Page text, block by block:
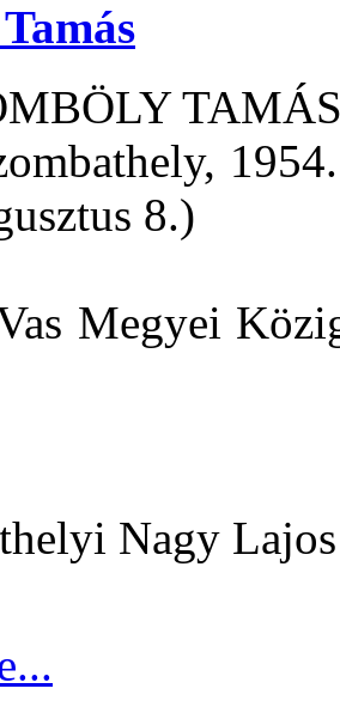
8.)
Megyei
Nagy